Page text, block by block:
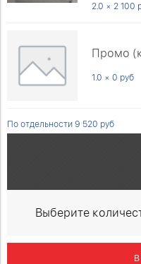
2.0 × 2 100
Промо
1.0 × 0 руб
По отдельности 9 520 руб
Выберите